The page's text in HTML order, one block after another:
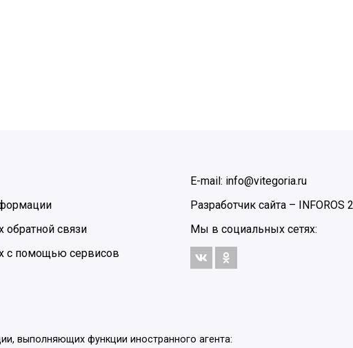
обратной связи
с помощью сервисов
E-mail: info@vitegoria.ru
Разработчик сайта – INFOROS
Мы в социальных сетях:
выполняющих функции иностранного агента: